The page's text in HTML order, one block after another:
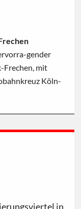
gender
Frechen, mit
Köln-
in